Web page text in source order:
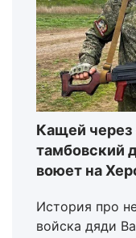
Кащей через
тамбовский
воюет на
История про
войска дяди